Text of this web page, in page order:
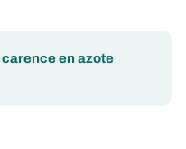
carence en azote